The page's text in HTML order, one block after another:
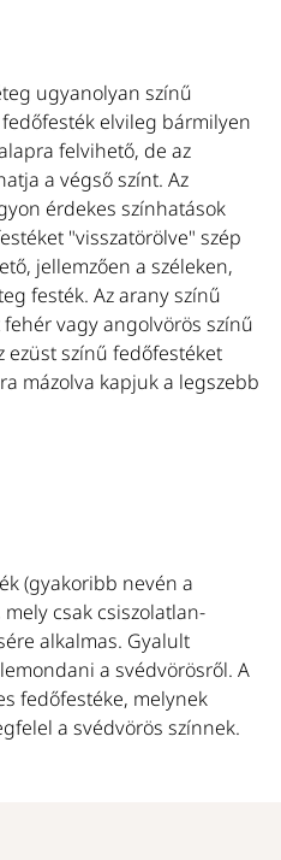
ugyanolyan színű
elvileg bármilyen
felvihető, de az
a végső színt. Az
érdekes színhatások
"visszatörölve" szép
jellemzően a széleken,
festék. Az arany színű
vagy angolvörös színű
ezüst színű fedőfestéket
mázolva kapjuk a legszebb
(gyakoribb nevén a
csak csiszolatlan-
alkalmas. Gyalult
a svédvörösről. A
fedőfestéke, melynek
a svédvörös színnek.